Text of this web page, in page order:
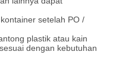
setelah PO /
plastik atau kain
dengan kebutuhan